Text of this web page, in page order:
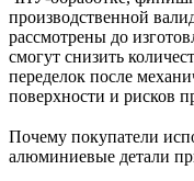
производственной
рассмотрены до
смогут снизить
переделок после
поверхности и рисков
Почему покупатели
алюминиевые детали